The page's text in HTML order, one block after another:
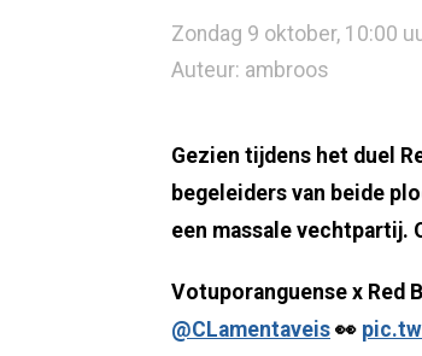
Zondag 9 oktober, 10:00
Auteur: ambroos
Gezien tijdens het duel
begeleiders van beide
een massale vechtpartij.
Votuporanguense x Red
@CLamentaveis 👀